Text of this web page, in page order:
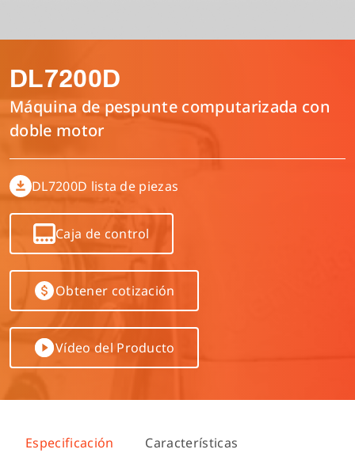
Interlock/Recubridora/Collarin
Máquina Multiagujas
Máquina de Puntada Recta/Plana
Máquina Digital
Máquina Flat Seamer 4 Agujas y 6 Hilos
Otras
Lista de componentes
Manual de parametros del control electronico
Español
Inglés
繁體中文
DL7200D
Máquina de pespunte computarizada con
doble motor
DL7200D lista de piezas
Caja de control
Obtener cotización
Vídeo del Producto
Especificación Características